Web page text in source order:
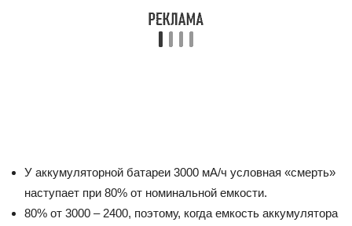
У аккумуляторной батареи 3000 мА/ч условная «смерть»
наступает при 80% от номинальной емкости.
80% от 3000 – 2400, поэтому, когда емкость аккумулятора